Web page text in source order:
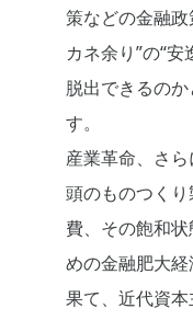
策などの金融
カネ余り”の“
脱出できるの
す。
産業革命、さ
頭のものつく
費、その飽和
めの金融肥大
果て、近代資